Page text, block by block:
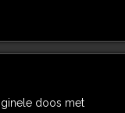
doos met